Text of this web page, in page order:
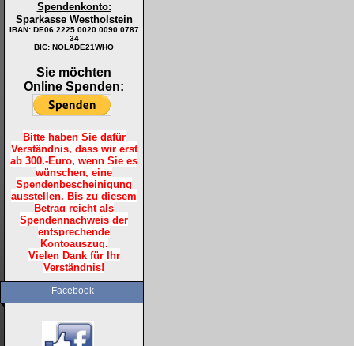
Spendenkonto:
Sparkasse Westholstein
IBAN: DE06 2225 0020 0090 0787
34
BIC: NOLADE21WHO
Sie möchten
Online Spenden:
Bitte haben Sie dafür
Verständnis, dass wir erst
ab 300.-Euro, wenn Sie es
wünschen, eine
Spendenbescheinigung
ausstellen. Bis zu diesem
Betrag reicht als
Spendennachweis der
entsprechende
Kontoauszug.
Vielen Dank für Ihr
Verständnis!
Facebook